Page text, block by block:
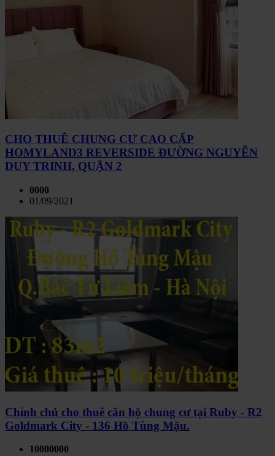
CHO THUÊ CHUNG CƯ CAO CẤP
HOMYLAND3 REVERSIDE ĐƯỜNG NGUYỄN
DUY TRINH, QUẬN 2
0000
01/09/2021
Chính chủ cho thuê căn hộ chung cư tại Ruby - R2
Goldmark City - 136 Hồ Tùng Mậu.
10000000